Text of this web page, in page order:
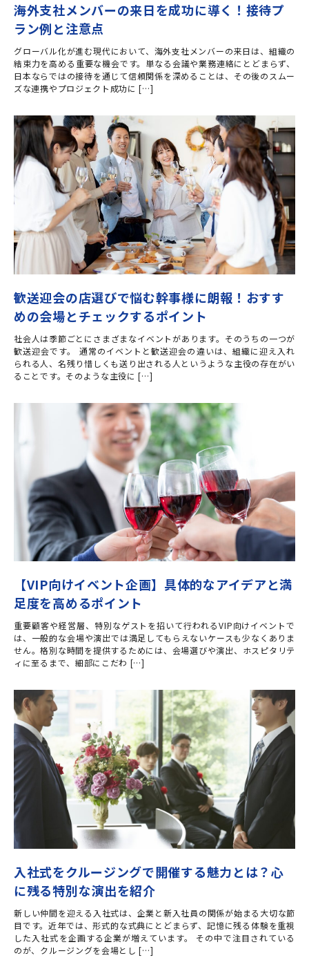
海外支社メンバーの来日を成功に導く！接待プ
ラン例と注意点
グローバル化が進む現代において、海外支社メンバーの来日は、組織の
結束力を高める重要な機会です。単なる会議や業務連絡にとどまらず、
日本ならではの接待を通じて信頼関係を深めることは、その後のスムー
ズな連携やプロジェクト成功に […]
歓送迎会の店選びで悩む幹事様に朗報！おすす
めの会場とチェックするポイント
社会人は季節ごとにさまざまなイベントがあります。そのうちの一つが
歓送迎会です。 通常のイベントと歓送迎会の違いは、組織に迎え入れ
られる人、名残り惜しくも送り出される人というような主役の存在がい
ることです。そのような主役に […]
【VIP向けイベント企画】具体的なアイデアと満
足度を高めるポイント
重要顧客や経営層、特別なゲストを招いて行われるVIP向けイベントで
は、一般的な会場や演出では満足してもらえないケースも少なくありま
せん。格別な時間を提供するためには、会場選びや演出、ホスピタリテ
ィに至るまで、細部にこだわ […]
入社式をクルージングで開催する魅力とは？心
に残る特別な演出を紹介
新しい仲間を迎える入社式は、企業と新入社員の関係が始まる大切な節
目です。近年では、形式的な式典にとどまらず、記憶に残る体験を重視
した入社式を企画する企業が増えています。 その中で注目されている
のが、クルージングを会場とし […]